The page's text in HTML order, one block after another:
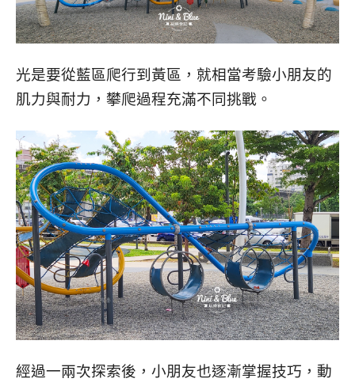
光是要從藍區爬行到黃區，就相當考驗小朋友的
肌力與耐力，攀爬過程充滿不同挑戰。
經過一兩次探索後，小朋友也逐漸掌握技巧，動